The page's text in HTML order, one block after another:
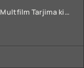
O'lik Kelin Uzbek tilida 2023 Multfilm Tarjima kino skachat